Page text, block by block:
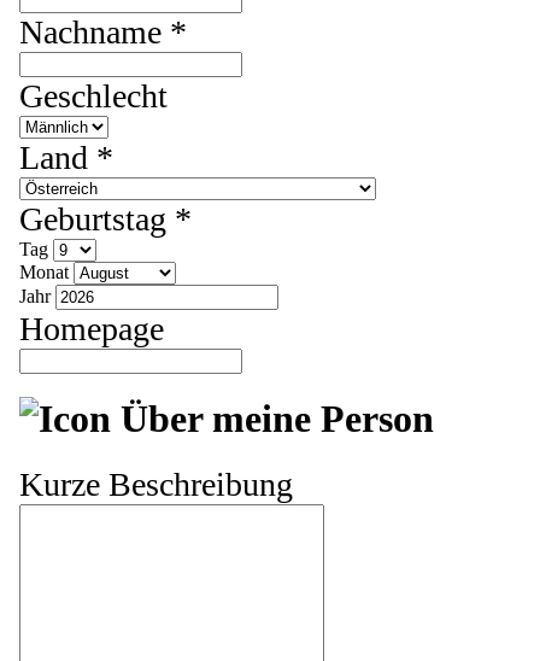
Nachname *
Geschlecht
Land *
Geburtstag *
Tag
Monat
Jahr
Homepage
Über meine Person
Kurze Beschreibung